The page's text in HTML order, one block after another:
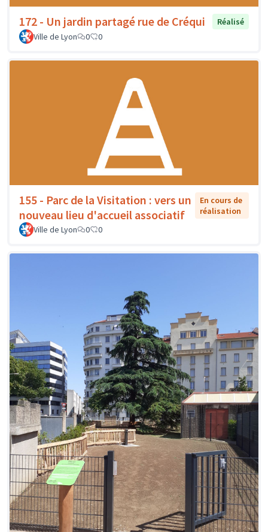
172 - Un jardin partagé rue de Créqui
Réalisé
Ville de Lyon
0 0
155 - Parc de la Visitation : vers un
nouveau lieu d'accueil associatif
En cours de
réalisation
Ville de Lyon
0 0